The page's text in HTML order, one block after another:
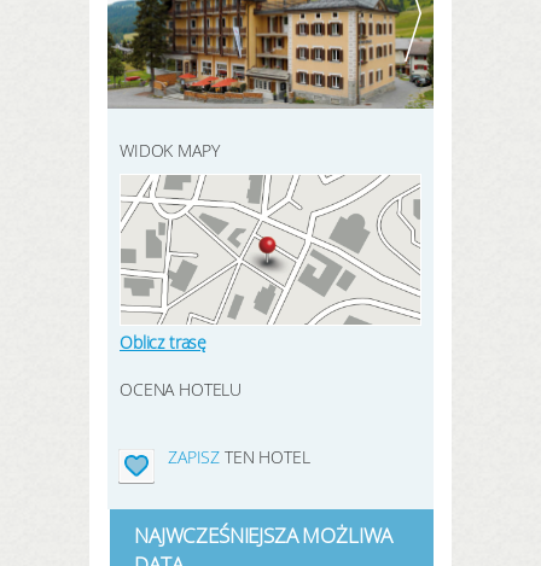
ZAREJESTRUJ SIĘ TUTAJ
ZALOGUJ SIĘ
SZUKAJ OFERT
WIDOK MAPY
Oblicz trasę
OCENA HOTELU
ZAPISZ TEN HOTEL
NAJWCZEŚNIEJSZA MOŻLIWA